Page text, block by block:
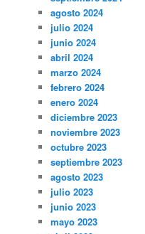
agosto 2024
julio 2024
junio 2024
abril 2024
marzo 2024
febrero 2024
enero 2024
diciembre 2023
noviembre 2023
octubre 2023
septiembre 2023
agosto 2023
julio 2023
junio 2023
mayo 2023